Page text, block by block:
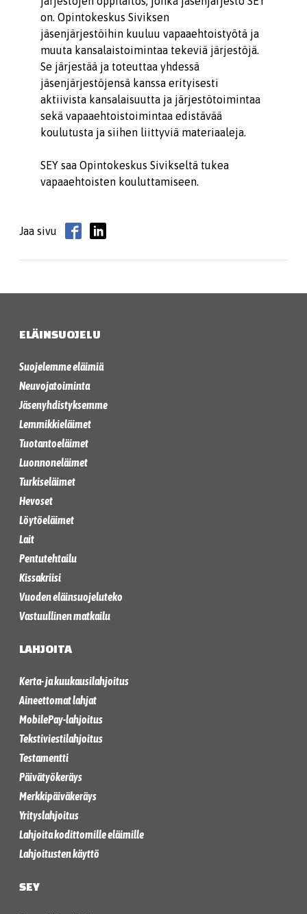
on. Opintokeskus Siviksen
jäsenjärjestöihin kuuluu vapaaehtoistyötä ja
muuta kansalaistoimintaa tekeviä järjestöjä.
Se järjestää ja toteuttaa yhdessä
jäsenjärjestöjensä kanssa erityisesti
aktiivista kansalaisuutta ja järjestötoimintaa
sekä vapaaehtoistoimintaa edistävää
koulutusta ja siihen liittyviä materiaaleja.
SEY saa Opintokeskus Sivikseltä tukea
vapaaehtoisten kouluttamiseen.
Jaa sivu
ELÄINSUOJELU
Suojelemme eläimiä
Neuvojatoiminta
Jäsenyhdistyksemme
Lemmikkieläimet
Tuotantoeläimet
Luonnoneläimet
Turkiseläimet
Hevoset
Löytöeläimet
Lait
Pentutehtailu
Kissakriisi
Vuoden eläinsuojeluteko
Vastuullinen matkailu
LAHJOITA
Kerta- ja kuukausilahjoitus
Aineettomat lahjat
MobilePay-lahjoitus
Tekstiviestilahjoitus
Testamentti
Päivätyökeräys
Merkkipäiväkeräys
Yrityslahjoitus
Lahjoita kodittomille eläimille
Lahjoitusten käyttö
SEY